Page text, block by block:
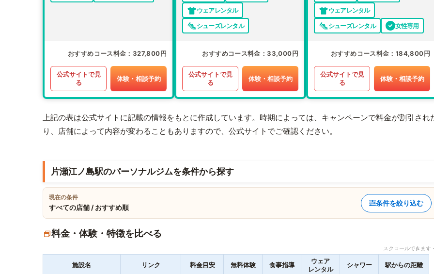
おすすめコース料金 327,800円
公式サイトで見
る
体験・相談予約
ウェアレンタル
シューズレンタル
おすすめコース料金 33,000円
公式サイトで見
る
体験・相談予約
ウェアレンタル
シューズレンタル
女性専用
おすすめコース料金 184,800円
公式サイトで見
る
体験・相談予約
上記の表は公式サイトに記載の情報をもとに作成しています。時期によっては、キャンペーンで料金が割引され
り、店舗によって内容が変わることもありますので、公式サイトでご確認ください。
片瀬江ノ島駅のパーソナルジムを条件から探す
現在の条件
すべての店舗 / おすすめ順
条件を絞り込む
料金・体験・特徴を比べる
スクロールできま
施設名 リンク 料金目安 無料体験 食事指導
ウェア
レンタル
シャワー 駅からの距離